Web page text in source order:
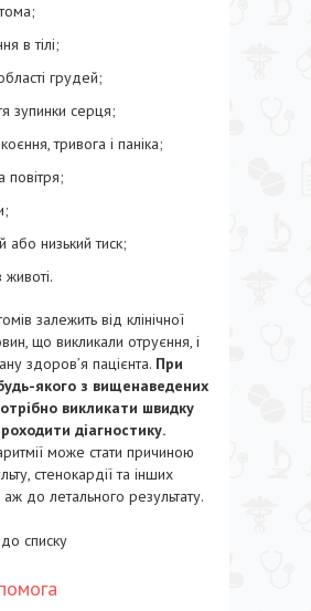
в тілі;
грудей;
зупинки серця;
тривога і паніка;
повітря;
або низький тиск;
залежить від клінічної
що викликали отруєння, і
здоров’я пацієнта. При
якого з вищенаведених
викликати швидку
діагностику.
може стати причиною
стенокардії та інших
до летального результату.
списку